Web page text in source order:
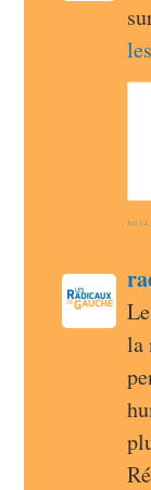
Jul
la